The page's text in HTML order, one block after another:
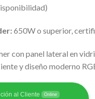
650W o superior,
con panel lateral en
y diseño moderno
al Cliente Online